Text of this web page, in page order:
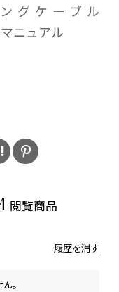
グケーブル
ニュアル
閲覧商品
履歴を消す
。